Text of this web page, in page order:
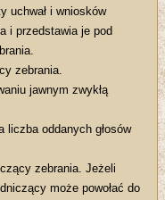
uchwał i wniosków
i przedstawia je pod
zebrania.
jawnym zwykłą
liczba oddanych głosów
zebrania. Jeżeli
może powołać do